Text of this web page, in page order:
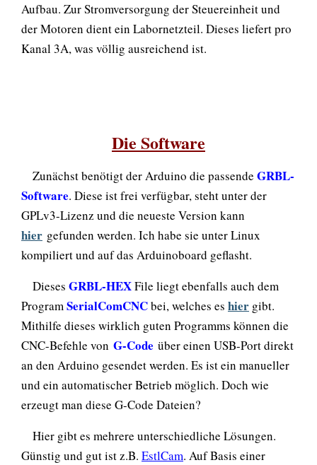
Aufbau. Zur Stromversorgung der Steuereinheit und
der Motoren dient ein Labornetzteil. Dieses liefert pro
Kanal 3A, was völlig ausreichend ist.
Die Software
Zunächst benötigt der Arduino die passende GRBL-
Software. Diese ist frei verfügbar, steht unter der
GPLv3-Lizenz und die neueste Version kann
hier gefunden werden. Ich habe sie unter Linux
kompiliert und auf das Arduinoboard geflasht.
Dieses GRBL-HEXFile liegt ebenfalls auch dem
ProgramSerialComCNCbei, welches es hier gibt.
Mithilfe dieses wirklich guten Programms können die
CNC-Befehle von G-Code über einen USB-Port direkt
an den Arduino gesendet werden. Es ist ein manueller
und ein automatischer Betrieb möglich. Doch wie
erzeugt man diese G-Code Dateien?
Hier gibt es mehrere unterschiedliche Lösungen.
Günstig und gut ist z.B. EstlCam. Auf Basis einer